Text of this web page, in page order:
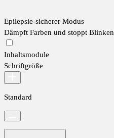
Epilepsie-sicherer Modus
Dämpft Farben und stoppt Blinken
Inhaltsmodule
Schriftgröße
Standard